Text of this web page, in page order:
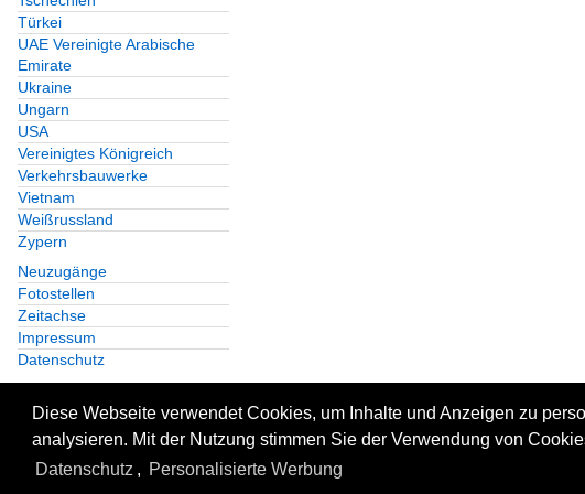
Türkei
UAE Vereinigte Arabische
Emirate
Ukraine
Ungarn
USA
Vereinigtes Königreich
Verkehrsbauwerke
Vietnam
Weißrussland
Zypern
Neuzugänge
Fotostellen
Zeitachse
Impressum
Datenschutz
Diese Webseite verwendet Cookies, um Inhalte und Anzeigen zu
analysieren. Mit der Nutzung stimmen Sie der Verwendung von
Datenschutz , Personalisierte Werbung